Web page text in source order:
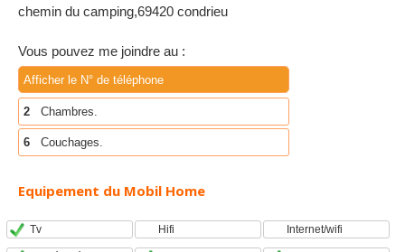
chemin du camping,69420 condrieu
Vous pouvez me joindre au :
Afficher le N° de téléphone
2 Chambres.
6 Couchages.
Equipement du Mobil Home
Tv Hifi Internet/wifi